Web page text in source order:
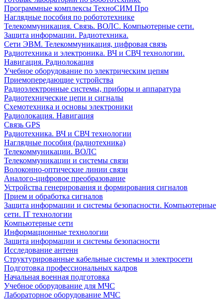
Программные комплексы ТехноСИМ Про
Наглядные пособия по робототехнике
Телекоммуникация. Связь. ВОЛС. Компьютерные сети.
Защита информации. Радиотехника.
Сети ЭВМ. Телекоммуникация, цифровая связь
Радиотехника и электроника. ВЧ и СВЧ технологии.
Навигация. Радиолокация
Учебное оборудование по электрическим цепям
Приемопередающие устройства
Радиоэлектронные системы, приборы и аппаратура
Радиотехнические цепи и сигналы
Схемотехника и основы электроники
Радиолокация. Навигация
Связь GPS
Радиотехника. ВЧ и СВЧ технологии
Наглядные пособия (радиотехника)
Телекоммуникации. ВОЛС
Телекоммуникации и системы связи
Волоконно-оптические линии связи
Аналого-цифровое преобразование
Устройства генерирования и формирования сигналов
Прием и обработка сигналов
Защита информации и системы безопасности. Компьютерные
сети. IT технологии
Компьютерные сети
Информационные технологии
Защита информации и системы безопасности
Исследование антенн
Структурированные кабельные системы и электросети
Подготовка профессиональных кадров
Начальная военная подготовка
Учебное оборудование для МЧС
Лабораторное оборудование МЧС